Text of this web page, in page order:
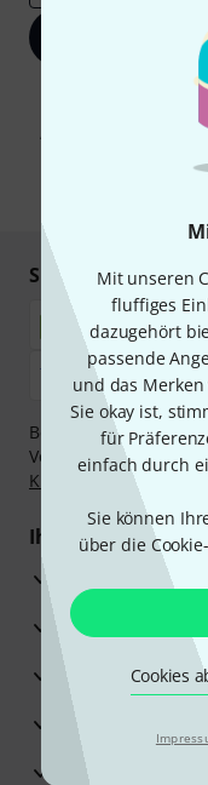
Mit unseren
fluffiges
dazugehört
passende
und das
Sie okay ist,
für
einfach durch
Sie können
über die
Cookies
Mit Klick auf „Jetzt
Werbung und einer
Abmeldung ist jederzeit
Sicher einkaufen
Bezahlen Sie
Vorkasse, PayPal,
Klarna Ratenzahlung
Ihre Vorteile
3 Jahre Thomann
30 Tage Money-
Reparaturservice
Beratung durch